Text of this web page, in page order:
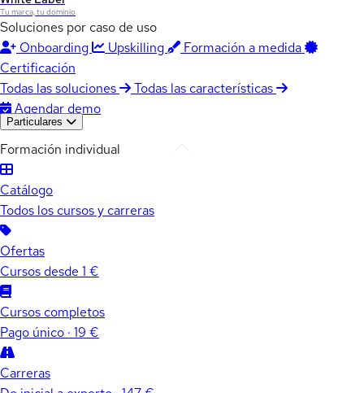
Tu marca, tu dominio
Soluciones por caso de uso
Onboarding
Upskilling
Formación a medida
Certificación
Todas las soluciones
Todas las características
Agendar demo
Particulares
Formación individual
Catálogo
Todos los cursos y carreras
Ofertas
Cursos desde 1 €
Cursos completos
Pago único · 19 €
Carreras